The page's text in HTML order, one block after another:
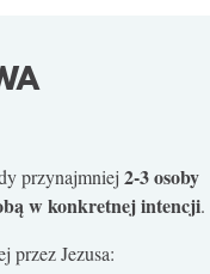
przynajmniej 2-3 osoby
w konkretnej intencji.
przez Jezusa: